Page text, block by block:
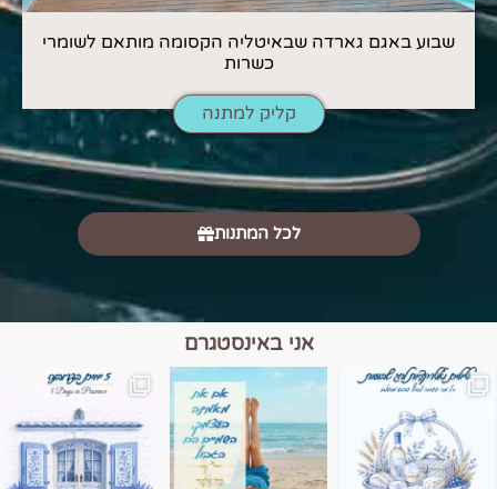
שבוע באגם גארדה שבאיטליה הקסומה מותאם לשומרי
כשרות
קליק למתנה
לכל המתנות
אני באינסטגרם
הם הגבול 💙🩵